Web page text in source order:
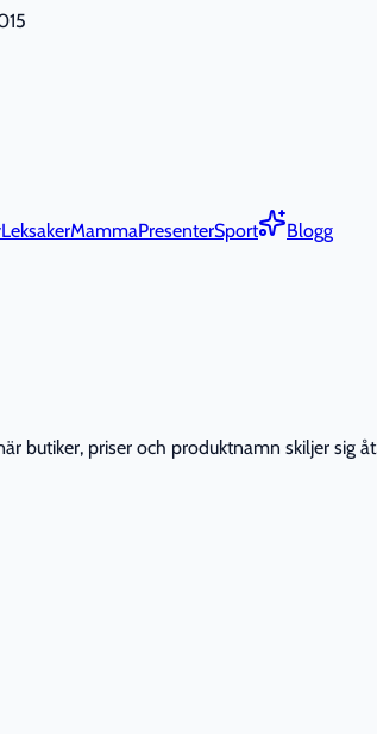
LeksakerMammaPresenterSport
Blogg
butiker, priser och produktnamn skiljer sig